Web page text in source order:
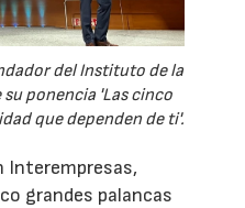
del Instituto de la
ponencia 'Las cinco
que dependen de ti'.
Interempresas,
grandes palancas